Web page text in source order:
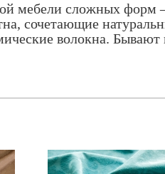
мебели сложных форм
сочетающие
волокна.